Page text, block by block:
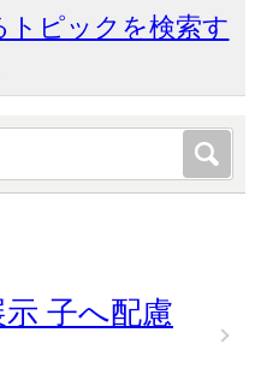
トピックを検索す
子へ配慮